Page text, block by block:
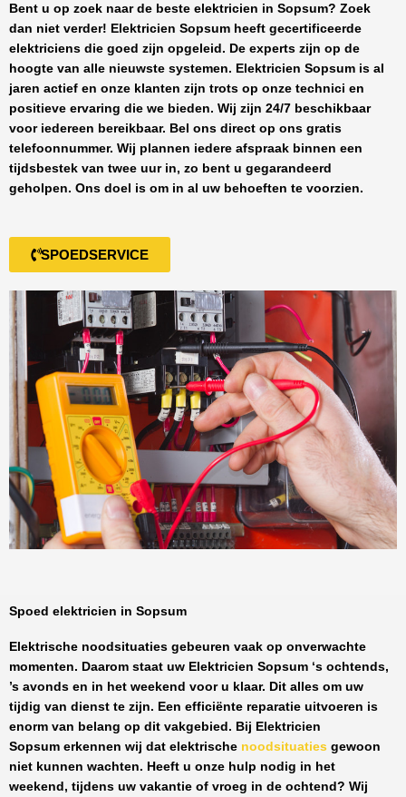
Bent u op zoek naar de beste elektricien in Sopsum? Zoek
dan niet verder! Elektricien Sopsum heeft gecertificeerde
elektriciens die goed zijn opgeleid. De experts zijn op de
hoogte van alle nieuwste systemen. Elektricien Sopsum is al
jaren actief en onze klanten zijn trots op onze technici en
positieve ervaring die we bieden. Wij zijn 24/7 beschikbaar
voor iedereen bereikbaar. Bel ons direct op ons gratis
telefoonnummer. Wij plannen iedere afspraak binnen een
tijdsbestek van twee uur in, zo bent u gegarandeerd
geholpen. Ons doel is om in al uw behoeften te voorzien.
SPOEDSERVICE
Spoed elektricien in Sopsum
Elektrische noodsituaties gebeuren vaak op onverwachte
momenten. Daarom staat uw Elektricien Sopsum ‘s ochtends,
’s avonds en in het weekend voor u klaar. Dit alles om uw
tijdig van dienst te zijn. Een efficiënte reparatie uitvoeren is
enorm van belang op dit vakgebied. Bij Elektricien
Sopsum erkennen wij dat elektrische noodsituaties gewoon
niet kunnen wachten. Heeft u onze hulp nodig in het
weekend, tijdens uw vakantie of vroeg in de ochtend? Wij